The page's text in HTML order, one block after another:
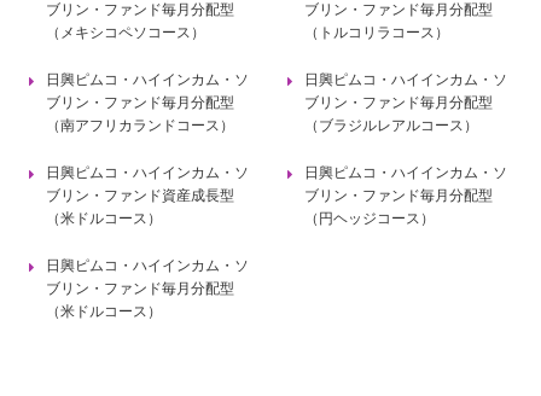
ブリン・ファンド毎月分配型
（メキシコペソコース）
ブリン・ファンド毎月分配型
（トルコリラコース）
日興ピムコ・ハイインカム・ソ
ブリン・ファンド毎月分配型
（南アフリカランドコース）
日興ピムコ・ハイインカム・ソ
ブリン・ファンド毎月分配型
（ブラジルレアルコース）
日興ピムコ・ハイインカム・ソ
ブリン・ファンド資産成長型
（米ドルコース）
日興ピムコ・ハイインカム・ソ
ブリン・ファンド毎月分配型
（円ヘッジコース）
日興ピムコ・ハイインカム・ソ
ブリン・ファンド毎月分配型
（米ドルコース）